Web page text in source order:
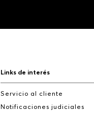
Links de interés
Servicio al cliente
Notificaciones judiciales